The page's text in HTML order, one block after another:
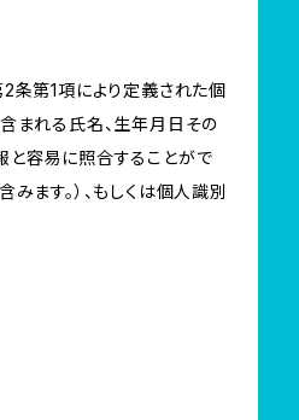
条第1項により定義された個
まれる氏名、生年月日その
と容易に照合することがで
ます。）、もしくは個人識別